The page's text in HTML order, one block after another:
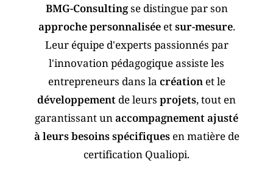
BMG-Consultingse distingue par son
approche personnaliséeetsur-mesure.
Leur équipe d'experts passionnés par
l'innovation pédagogique assiste les
entrepreneurs dans la créationet le
développement de leurs projets, tout en
garantissant unaccompagnement ajusté
à leurs besoins spécifiquesen matière de
certification Qualiopi.